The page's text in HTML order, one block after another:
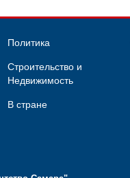
Политика
Строительство и
Недвижимость
В стране